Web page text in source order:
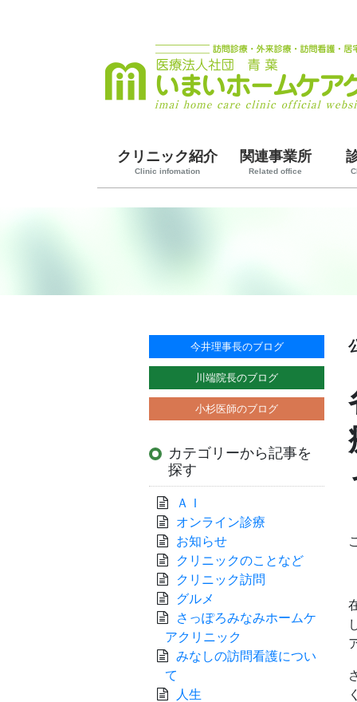
クリニック紹介
Clinic infomation
関連事業所
Related office
今井理事長のブログ
川端院長のブログ
小杉医師のブログ
カテゴリーから記事を
探す
ＡＩ
オンライン診療
お知らせ
クリニックのことなど
クリニック訪問
グルメ
さっぽろみなみホームケ
アクリニック
みなしの訪問看護につい
て
人生